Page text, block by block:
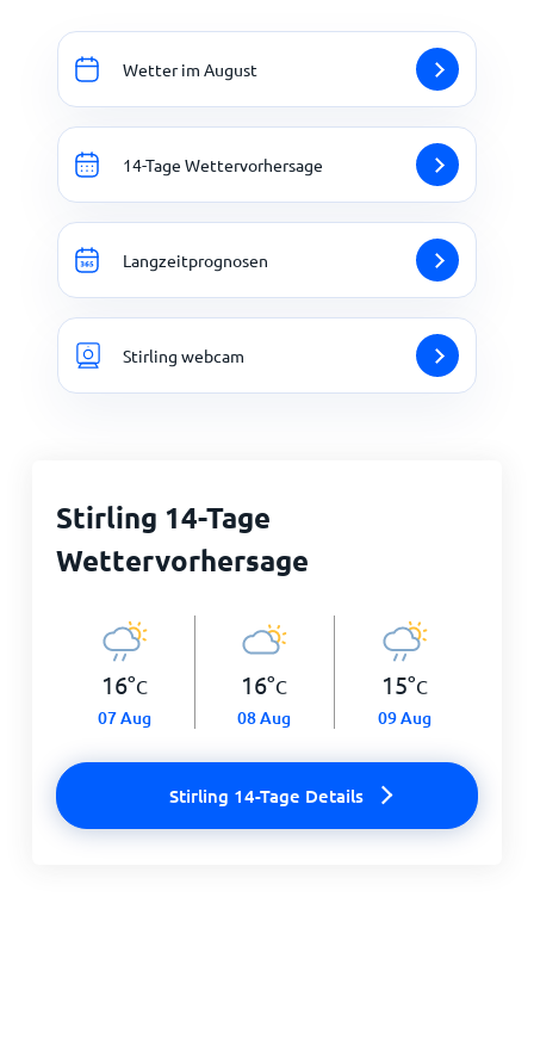
Wetter im August
14-Tage Wettervorhersage
Langzeitprognosen
Stirling webcam
Stirling 14-Tage
Wettervorhersage
16°C
07 Aug
16°C
08 Aug
15°C
09 Aug
Stirling 14-Tage Details